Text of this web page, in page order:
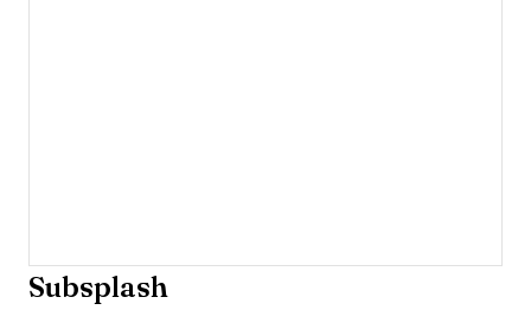
Subsplash